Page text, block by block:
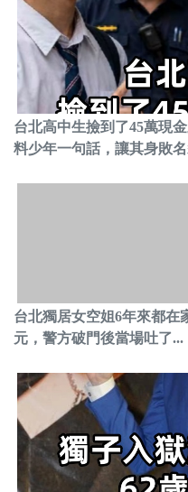
台北高中生撿到了45萬現
料少年一句話，讓其身敗
台北獨居女空姐6年來都在
元，警方破門後當場吐了...